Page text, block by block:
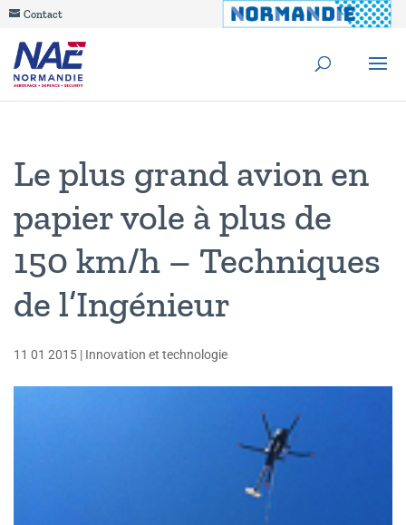
Contact
Le plus grand avion en
papier vole à plus de
150 km/h – Techniques
de l’Ingénieur
11 01 2015 | Innovation et technologie